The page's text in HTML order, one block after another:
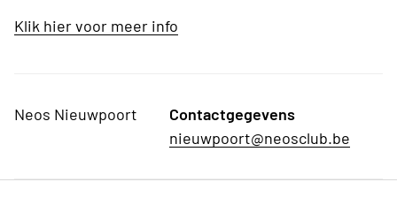
Klik hier voor meer info
Neos Nieuwpoort
Contactgegevens
nieuwpoort@neosclub.be